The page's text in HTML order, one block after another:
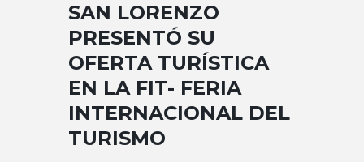
SAN LORENZO
PRESENTÓ SU
OFERTA TURÍSTICA
EN LA FIT- FERIA
INTERNACIONAL DEL
TURISMO